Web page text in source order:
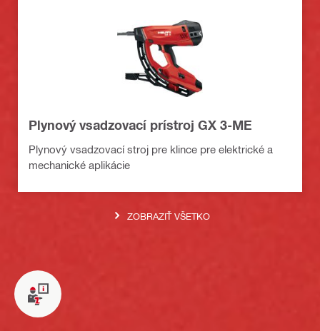
Plynový vsadzovací prístroj GX 3-ME
Plynový vsadzovací stroj pre klince pre elektrické a
mechanické aplikácie
ZOBRAZIŤ VŠETKO